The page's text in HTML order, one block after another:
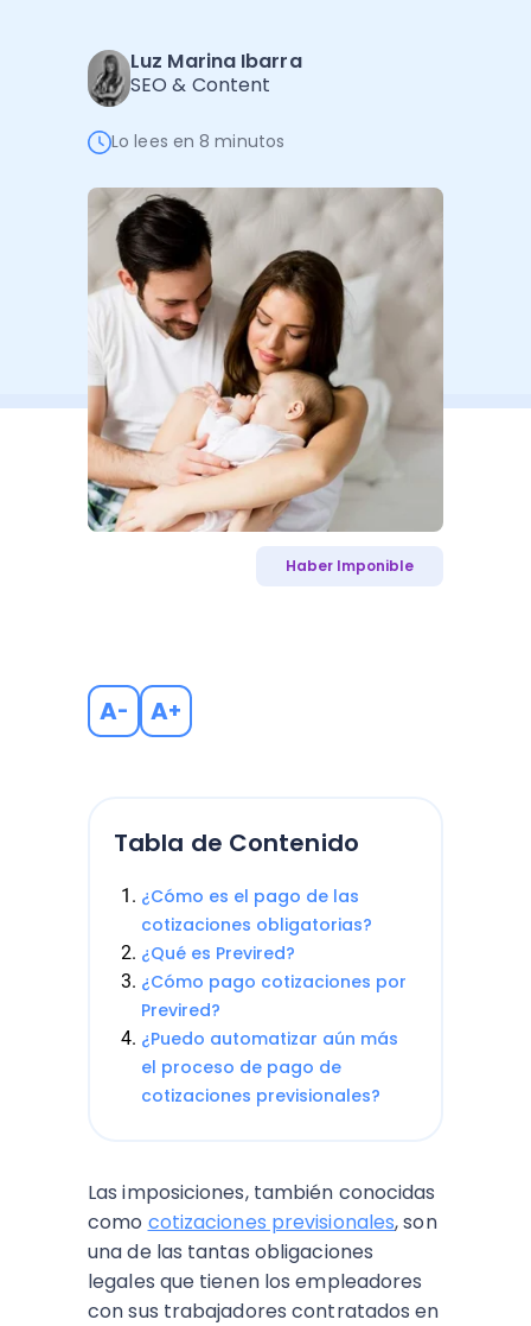
Administración Empresarial
Ver todo
Software Factura y Administración
Autores
Luz Marina Ibarra
SEO & Content
Lo lees en 8 minutos
Haber Imponible
A- A+
Tabla de Contenido
¿Cómo es el pago de las
cotizaciones obligatorias?
¿Qué es Previred?
¿Cómo pago cotizaciones por
Previred?
¿Puedo automatizar aún más
el proceso de pago de
cotizaciones previsionales?
Las imposiciones, también conocidas
como cotizaciones previsionales, son
una de las tantas obligaciones
legales que tienen los empleadores
con sus trabajadores contratados en